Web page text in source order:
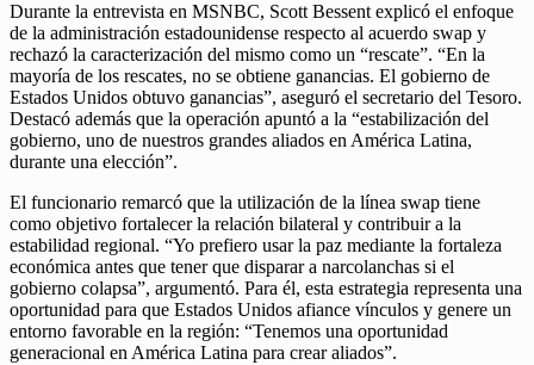
Durante la entrevista en MSNBC, Scott Bessent explicó el enfoque
de la administración estadounidense respecto al acuerdo swap y
rechazó la caracterización del mismo como un “rescate”. “En la
mayoría de los rescates, no se obtiene ganancias. El gobierno de
Estados Unidos obtuvo ganancias”, aseguró el secretario del Tesoro.
Destacó además que la operación apuntó a la “estabilización del
gobierno, uno de nuestros grandes aliados en América Latina,
durante una elección”.
El funcionario remarcó que la utilización de la línea swap tiene
como objetivo fortalecer la relación bilateral y contribuir a la
estabilidad regional. “Yo prefiero usar la paz mediante la fortaleza
económica antes que tener que disparar a narcolanchas si el
gobierno colapsa”, argumentó. Para él, esta estrategia representa una
oportunidad para que Estados Unidos afiance vínculos y genere un
entorno favorable en la región: “Tenemos una oportunidad
generacional en América Latina para crear aliados”.